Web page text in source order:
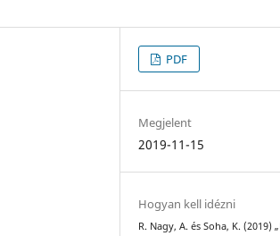
PDF
Megjelent
2019-11-15
Hogyan kell idézni
R. Nagy, A. és Soha, K. (2019)